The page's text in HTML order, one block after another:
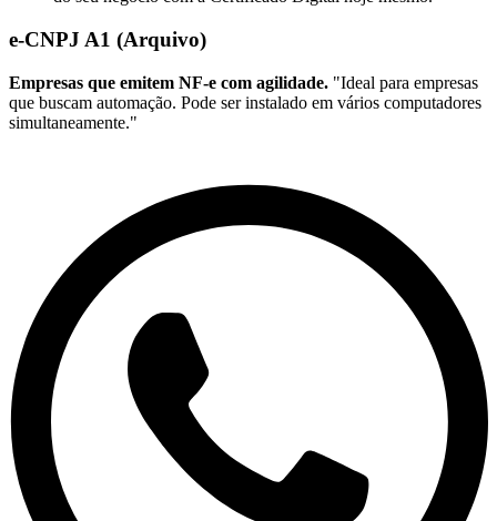
e-CNPJ A1 (Arquivo)
Empresas que emitem NF-e com agilidade. "Ideal para empresas
que buscam automação. Pode ser instalado em vários computadores
simultaneamente."